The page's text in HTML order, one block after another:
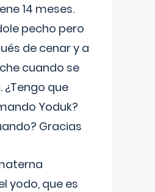
14 meses.
pecho pero
de cenar y a
cuando se
¿Tengo que
Yoduk?
Gracias
yodo, que es